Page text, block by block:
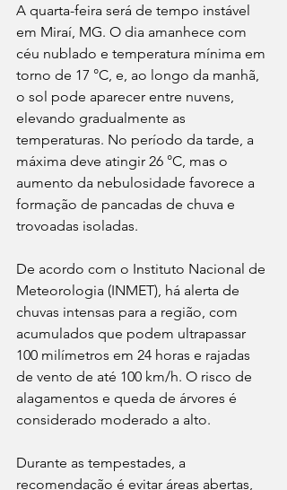
A quarta-feira será de tempo instável
em Miraí, MG. O dia amanhece com
céu nublado e temperatura mínima em
torno de 17 °C, e, ao longo da manhã,
o sol pode aparecer entre nuvens,
elevando gradualmente as
temperaturas. No período da tarde, a
máxima deve atingir 26 °C, mas o
aumento da nebulosidade favorece a
formação de pancadas de chuva e
trovoadas isoladas.
De acordo com o Instituto Nacional de
Meteorologia (INMET), há alerta de
chuvas intensas para a região, com
acumulados que podem ultrapassar
100 milímetros em 24 horas e rajadas
de vento de até 100 km/h. O risco de
alagamentos e queda de árvores é
considerado moderado a alto.
Durante as tempestades, a
recomendação é evitar áreas abertas,